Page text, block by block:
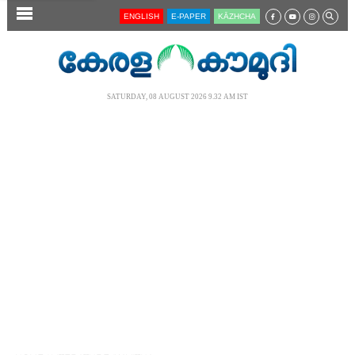
SECTIONS ENGLISH E-PAPER KĀZHCHA
SATURDAY, 08 AUGUST 2026 9.32 AM IST